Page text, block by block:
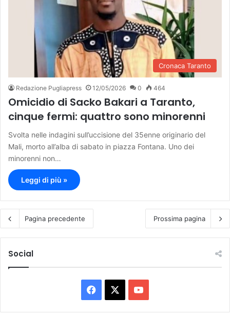
Cronaca Taranto
Redazione Pugliapress 12/05/2026 0 464
Omicidio di Sacko Bakari a Taranto,
cinque fermi: quattro sono minorenni
Svolta nelle indagini sull’uccisione del 35enne originario del
Mali, morto all’alba di sabato in piazza Fontana. Uno dei
minorenni non…
Leggi di più »
Pagina precedente Prossima pagina
Social
a
o